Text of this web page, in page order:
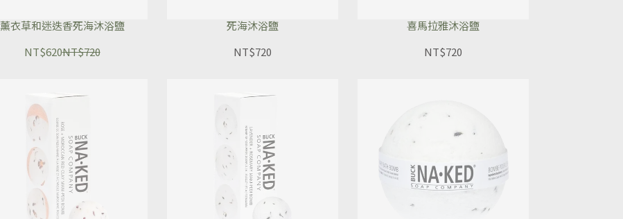
薰衣草和迷迭香死海沐浴鹽
NT$620NT$720
死海沐浴鹽
NT$720
喜馬拉雅沐浴鹽
NT$720